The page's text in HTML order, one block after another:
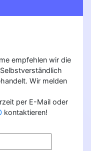
empfehlen wir die
Wir melden
per E-Mail oder
kontaktieren!